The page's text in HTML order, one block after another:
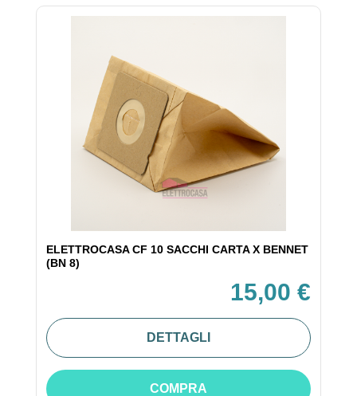
ELETTROCASA CF 10 SACCHI CARTA X BENNET
(BN 8)
15,00 €
DETTAGLI
COMPRA